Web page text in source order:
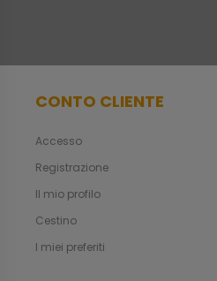
CONTO CLIENTE
Accesso
Registrazione
Il mio profilo
Cestino
I miei preferiti